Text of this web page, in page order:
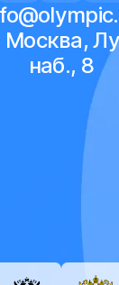
Москва,
наб., 8